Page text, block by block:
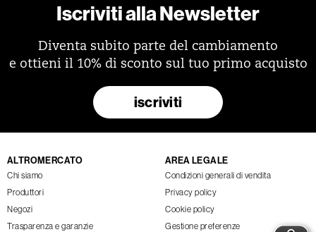
Iscriviti alla Newsletter
Diventa subito parte del cambiamento
e ottieni il 10% di sconto sul tuo primo acquisto
iscriviti
ALTROMERCATO
Chi siamo
Produttori
Negozi
Trasparenza e garanzie
AREA LEGALE
Condizioni generali di vendita
Privacy policy
Cookie policy
Gestione preferenze